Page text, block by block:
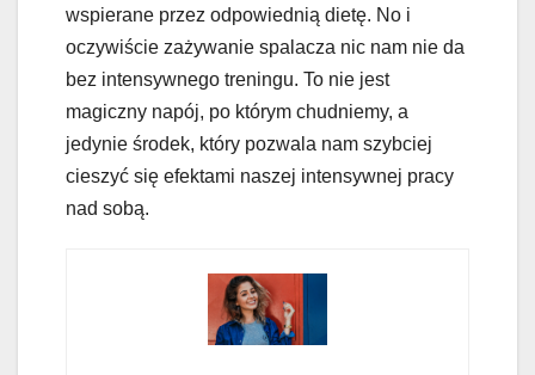
wspierane przez odpowiednią dietę. No i
oczywiście zażywanie spalacza nic nam nie da
bez intensywnego treningu. To nie jest
magiczny napój, po którym chudniemy, a
jedynie środek, który pozwala nam szybciej
cieszyć się efektami naszej intensywnej pracy
nad sobą.